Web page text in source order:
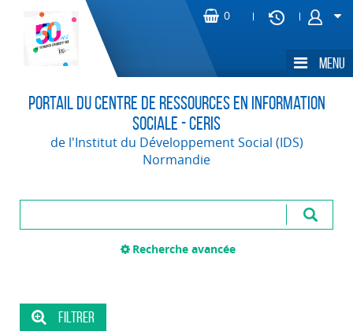
Portail du Centre de Ressources en Information
Sociale - CERIS
de l'Institut du Développement Social (IDS)
Normandie
Recherche avancée